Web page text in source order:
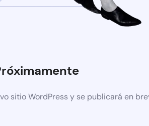
sitio WordPress y se publicará en